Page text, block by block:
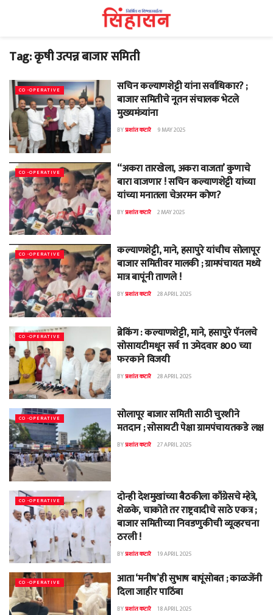
Tag:कृषी उत्पन्न बाजार समिती
CO -OPERATIVE
सचिन कल्याणशेट्टी यांना सर्वाधिकार? ;
बाजार समितीचे नूतन संचालक भेटले
मुख्यमंत्र्यांना
BYप्रशांत कटारे 9 MAY 2025
CO -OPERATIVE
“अकरा तारखेला, अकरा वाजता’ कुणाचे
बारा वाजणार ! सचिन कल्याणशेट्टी यांच्या
यांच्या मनातला चेअरमन कोण?
BYप्रशांत कटारे 2 MAY 2025
CO -OPERATIVE
कल्याणशेट्टी, माने, हसापुरे यांचीच सोलापूर
बाजार समितीवर मालकी ; ग्रामपंचायत मध्ये
मात्र बापूंनी ताणले !
BYप्रशांत कटारे 28 APRIL 2025
CO -OPERATIVE
ब्रेकिंग : कल्याणशेट्टी, माने, हसापुरे पॅनलचे
सोसायटीमधून सर्व 11 उमेदवार 800 च्या
फरकाने विजयी
BYप्रशांत कटारे 28 APRIL 2025
CO -OPERATIVE
सोलापूर बाजार समिती साठी चुरशीने
मतदान ; सोसायटी पेक्षा ग्रामपंचायतकडे लक्ष
BYप्रशांत कटारे 27 APRIL 2025
CO -OPERATIVE
दोन्ही देशमुखांच्या बैठकीला काँग्रेसचे म्हेत्रे,
शेळके, चाकोते तर राष्ट्रवादीचे साठे एकत्र ;
बाजार समितीच्या निवडणुकीची व्यूव्हरचना
ठरली !
BYप्रशांत कटारे 19 APRIL 2025
CO -OPERATIVE
आता ‘मनीष’ही सुभाष बापूंसोबत ; काळजेंनी
दिला जाहीर पाठिंबा
BYप्रशांत कटारे 18 APRIL 2025